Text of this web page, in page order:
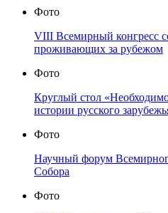
Фото
VIII Всемирный конгресс
проживающих за рубежом
Фото
Круглый стол
истории русского
Фото
Научный форум
Собора
Фото